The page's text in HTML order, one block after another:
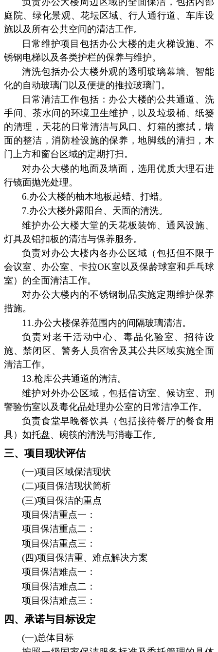
庭院、绿化景观、花坛区域、行人通行道、车库设
施以及所有公共空间的清洁工作。
日常维护项目包括办公大楼的走火梯设施、不
锈钢电梯以及各类护栏的保养与维护。
清洗包括办公大楼外观的透明玻璃幕墙、智能
化的自动玻璃门以及便捷的推拉玻璃门。
日常清洁工作包括：办公大楼的公共通道、洗
手间、茶水间的环境卫生维护，以及垃圾桶、纸篓
的清理，天花的日常清洁与风口、灯箱的擦拭，墙
面的整洁，消防栓设施的保养，地脚线的清扫，木
门上方和窗台区域的定期打扫。
对办公大楼的地面及墙面，选用优质大理石进
行镜面抛光处理。
6.办公大楼的柚木地板起蜡、打蜡。
7.办公大楼外露阳台、天面的清洗。
维护办公大楼大堂的天花板装饰、通风设施、
灯具及铝扣板的清洁与保养服务。
负责对办公大楼内各办公区域（包括但不限于
会议室、办公室、卡拉OK室以及保龄球室和乒乓球
室）的全面清洁工作。
对办公大楼内的不锈钢制品实施定期维护保养
措施。
11.办公大楼保养范围内的间隔玻璃清洁。
负责对老干活动中心、毒品化验室、招待设
施、禁闭区、警务人员宿舍及其公共区域实施全面
清洁工作。
13.枪库公共通道的清洁。
维护对外办公区域，包括信访室、候访室、刑
警验伤室以及毒化品处理办公室的日常洁净工作。
负责食堂早晚餐饮具（包括接待餐厅的餐食用
具）如托盘、碗筷的清洗与消毒工作。
三、项目现状评估
(一)项目区域保洁现状
(二)项目保洁现状简析
(三)项目保洁的重点
项目保洁重点一：
项目保洁重点二：
项目保洁重点三：
(四)项目保洁重、难点解决方案
项目保洁难点一：
项目保洁难点二：
项目保洁难点三：
四、承诺与目标设定
(一)总体目标